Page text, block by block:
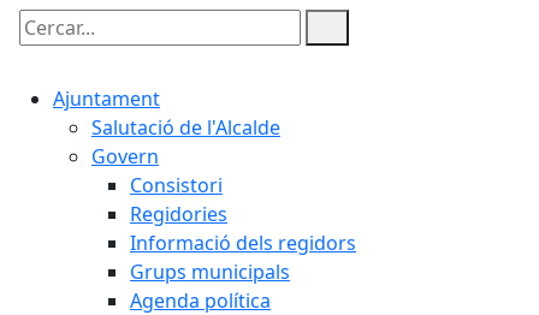
Cercar:
Ajuntament
Salutació de l'Alcalde
Govern
Consistori
Regidories
Informació dels regidors
Grups municipals
Agenda política